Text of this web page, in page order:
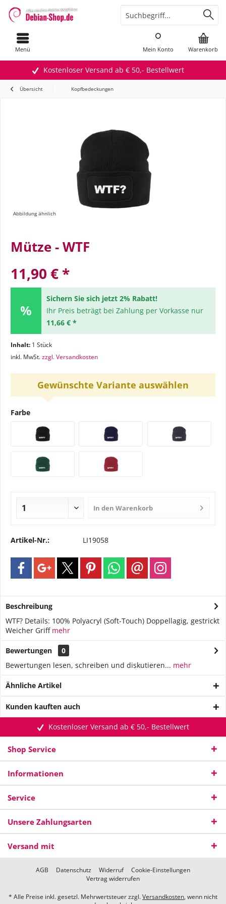
Kostenloser Versand ab € 50,- Bestellwert
Menü Warenkorb
Mein Konto
Übersicht Kopfbedeckungen
Abbildung ähnlich
Mütze - WTF
11,90 € *
Sichern Sie sich jetzt 2% Rabatt!
Ihr Preis beträgt bei Zahlung per Vorkasse nur
11,66 € *
Inhalt: 1 Stück
inkl. MwSt.zzgl. Versandkosten
Gewünschte Variante auswählen
Farbe
In den Warenkorb
Artikel-Nr.: LI19058
Beschreibung
WTF? Details: 100% Polyacryl (Soft-Touch) Doppellagig, gestrickt
Weicher Griff mehr
Bewertungen
0
Bewertungen lesen, schreiben und diskutieren... mehr
Ähnliche Artikel
Kunden kauften auch
Kostenloser Versand ab € 50,- Bestellwert
Shop Service
Informationen
Service
Unsere Zahlungsarten
Versand mit
AGB Datenschutz Widerruf
Cookie-Einstellungen
Vertrag widerrufen
* Alle Preise inkl. gesetzl. Mehrwertsteuer zzgl.Versandkosten, wenn nicht